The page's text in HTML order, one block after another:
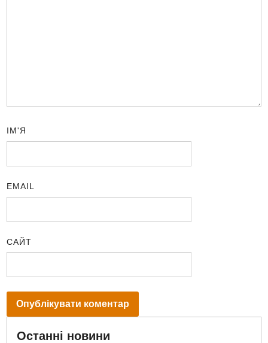
ІМ'Я
EMAIL
САЙТ
Останні новини